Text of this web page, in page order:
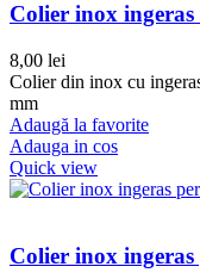
Colier inox ingeras
8,00 lei
Colier din inox cu
mm
Adaugă la favorite
Adauga in cos
Quick view
Colier inox ingeras